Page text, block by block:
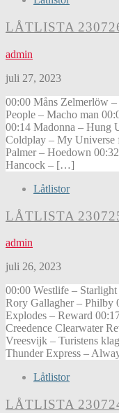
LÅTLISTA
admin
juli 27, 2023
00:00 Måns Zelmerlöw
People – Macho man
00:14 Madonna – Hung
Coldplay – My Universe
Palmer – Hoedown
Hancock – […]
Låtlistor
LÅTLISTA
admin
juli 26, 2023
00:00 Westlife –
Rory Gallagher – Philby
Explodes – Reward
Creedence Clearwater
Vreesvijk – Turistens
Thunder Express –
Låtlistor
LÅTLISTA